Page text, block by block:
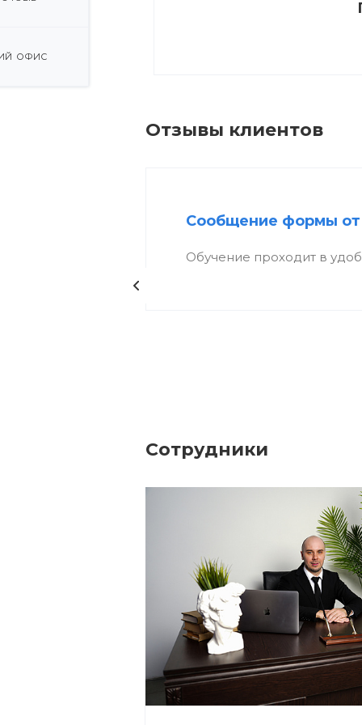
ОФИС
Отзывы клиентов
Сообщение формы
Обучение проходит в
Сотрудники